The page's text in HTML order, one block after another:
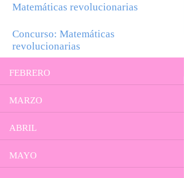
Matemáticas revolucionarias
Concurso: Matemáticas
revolucionarias
FEBRERO
Programación del mes
Sesión de terapia grupal: ESTRÉS Y
Sesión extra: Educación financiera
MARZO
Programación del mes
Cómo fomentar la creatividad
ABRIL
Programación del mes
MAYO